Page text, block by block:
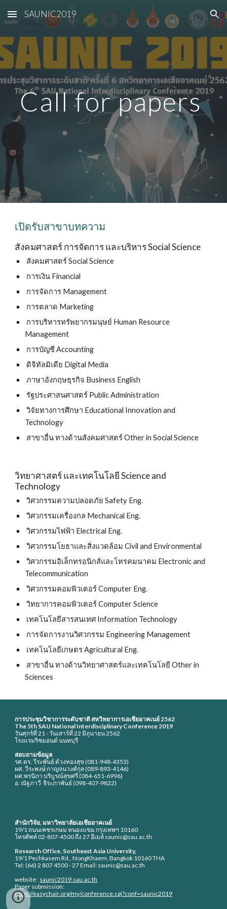
Skip to main content Skip to navigation
SAUNIC2019
Call for papers
เปิดรับสาขาบทความ
สังคมศาสตร์ การจัดการ และบริหาร Social Science
สังคมศาสตร์ Social Science
การเงิน Financial
การจัดการ Management
การตลาด Marketing
Management
การบัญชี Accounting
ดิจิทัลมิเดีย Digital Media
ภาษาอังกฤษธุรกิจ Business English
รัฐประศาสนศาสตร์ Public Administration
วิจัยทางการศึกษา Educational Innovation and
Technology
สาขาอื่น ทางด้านสังคมศาสตร์ Other in Social Science
วิทยาศาสตร์ และเทคโนโลยี Science and
Technology
วิศวกรรมความปลอดภัย Safety Eng.
วิศวกรรมเครื่องกล Mechanical Eng.
วิศวกรรมไฟฟ้า Electrical Eng.
วิศวกรรมโยธาและสิ่งแวดล้อม Civil and Environmental
วิศวกรรมอิเล็กทรอนิกส์และโทรคมนาคม Electronic and
Telecommunication
วิศวกรรมคอมพิวเตอร์ Computer Eng.
วิทยาการคอมพิวเตอร์ Computer Science
เทคโนโลยีสารสนเทศ Information Technology
การจัดการงานวิศวกรรม Engineering Management
เทคโนโลยีเกษตร Agricultural Eng.
Sciences
การประชุมวิชาการระดับชาติ สหวิทยาการเอเชียอาคเนย์ 2562
The 5th SAU National Interdisciplinary Conference 2019
วันศุกร์ที่ 21 - วันเสาร์ที่ 22 มิถุนายน 2562
โรงแรมริชมอนด์ นนทบุรี
สอบถามข้อมูล
รศ.ดร. วีระพันธ์ ด้วงทองสุข (081-948-4353)
ผศ. วีระพงษ์ กาญจนวงศ์กุล (089-893-4146)
ผศ.พรนิภา บริบูรณ์สุขศรี (084-651-6996)
อ. ณัฐภาวี  จิระภาพันธ์ (098-407-9822)
สำนักวิจัย, มหาวิทยาลัยเอเชียอาคเนย์
19/1 ถนนเพชรเกษม หนองแขม กรุงเทพฯ 10160
โทรศัพท์ 02-807-4500 ถึง 27 อีเมล์ saunic@sau.ac.th
Research Office, Southeast Asia University,
19/1 Pechkasem Rd., NongKhaem, Bangkok 10160 THA
Tel: (66) 2 807 4500 - 27 Email: saunic@sau.ac.th
website: saunic2019.sau.ac.th
Paper submission:
https://easychair.org/my/conference.cgi?conf=saunic2019